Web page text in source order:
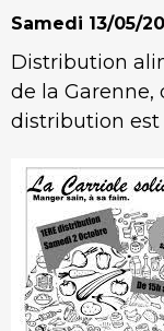
Samedi 13/05/
Distribution
de la Garenne,
distribution est